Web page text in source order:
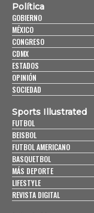
Política
GOBIERNO
MÉXICO
CONGRESO
CDMX
ESTADOS
OPINIÓN
SOCIEDAD
Sports Illustrated
FUTBOL
BEISBOL
FUTBOL AMERICANO
BASQUETBOL
MÁS DEPORTE
LIFESTYLE
REVISTA DIGITAL